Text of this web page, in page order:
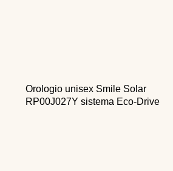
Orologio unisex Smile Solar
RP00J027Y sistema Eco-Drive